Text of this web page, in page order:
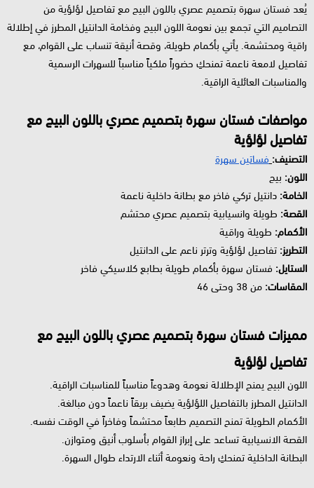
يُعد فستان سهرة بتصميم عصري باللون البيج مع تفاصيل لؤلؤية من
التصاميم التي تجمع بين نعومة اللون البيج وفخامة الدانتيل المطرز في إطلالة
راقية ومحتشمة. يأتي بأكمام طويلة، وقصة أنيقة تنساب على القوام، مع
تفاصيل لامعة ناعمة تمنحكِ حضوراً ملكياً مناسباً للسهرات الرسمية
والمناسبات العائلية الراقية.
مواصفات فستان سهرة بتصميم عصري باللون البيج مع
تفاصيل لؤلؤية
التصنيف: فساتين سهرة
اللون: بيج
الخامة: دانتيل تركي فاخر مع بطانة داخلية ناعمة
القصة: طويلة وانسيابية بتصميم عصري محتشم
الأكمام: طويلة وراقية
التطريز: تفاصيل لؤلؤية وترتر ناعم على الدانتيل
الستايل: فستان سهرة بأكمام طويلة بطابع كلاسيكي فاخر
المقاسات: من 38 وحتى 46
مميزات فستان سهرة بتصميم عصري باللون البيج مع
تفاصيل لؤلؤية
اللون البيج يمنح الإطلالة نعومة وهدوءاً مناسباً للمناسبات الراقية.
الدانتيل المطرز بالتفاصيل اللؤلؤية يضيف بريقاً ناعماً دون مبالغة.
الأكمام الطويلة تمنح التصميم طابعاً محتشماً وفاخراً في الوقت نفسه.
القصة الانسيابية تساعد على إبراز القوام بأسلوب أنيق ومتوازن.
البطانة الداخلية تمنحكِ راحة ونعومة أثناء الارتداء طوال السهرة.